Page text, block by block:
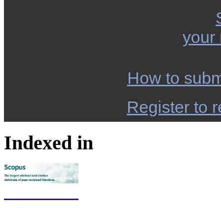
your
How to
Register to
Indexed in